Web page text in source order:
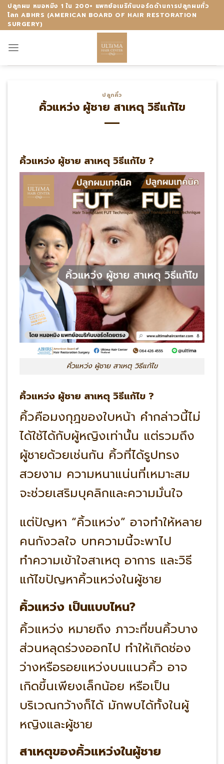
Skip
content
ปลูกผม หมอหมิง 1 ใน 200+ แพทย์อเมริกันบอร์ดด้านการปลูกผมทั่ว
โลก ABHRS (AMERICAN BOARD OF HAIR RESTORATION
SURGERY)
ปลูกคิ้ว
คิ้วแหว่ง ผู้ชาย สาเหตุ วิธีแก้ไข
คิ้วแหว่ง ผู้ชาย สาเหตุ วิธีแก้ไข ?
คิ้วแหว่ง ผู้ชาย สาเหตุ วิธีแก้ไข
คิ้วแหว่ง ผู้ชาย สาเหตุ วิธีแก้ไข ?
คิ้วคือมงกุฎของใบหน้า คำกล่าวนี้ไม่
ได้ใช้ได้กับผู้หญิงเท่านั้น แต่รวมถึง
ผู้ชายด้วยเช่นกัน คิ้วที่ได้รูปทรง
สวยงาม ความหนาแน่นที่เหมาะสม
จะช่วยเสริมบุคลิกและความมั่นใจ
แต่ปัญหา “คิ้วแหว่ง” อาจทำให้หลาย
คนกังวลใจ บทความนี้จะพาไป
ทำความเข้าใจสาเหตุ อาการ และวิธี
แก้ไขปัญหาคิ้วแหว่งในผู้ชาย
คิ้วแหว่ง เป็นแบบไหน?
คิ้วแหว่ง หมายถึง ภาวะที่ขนคิ้วบาง
ส่วนหลุดร่วงออกไป ทำให้เกิดช่อง
ว่างหรือรอยแหว่งบนแนวคิ้ว อาจ
เกิดขึ้นเพียงเล็กน้อย หรือเป็น
บริเวณกว้างก็ได้ มักพบได้ทั้งในผู้
หญิงและผู้ชาย
สาเหตุของคิ้วแหว่งในผู้ชาย